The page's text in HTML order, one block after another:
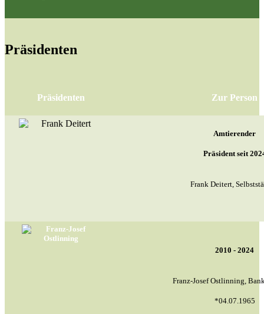
Präsidenten
Präsidenten Zur Person
Amtierender
Präsident seit
Frank Deitert,
2010 - 2024
Franz-Josef Ostlinning,
*04.07.1965